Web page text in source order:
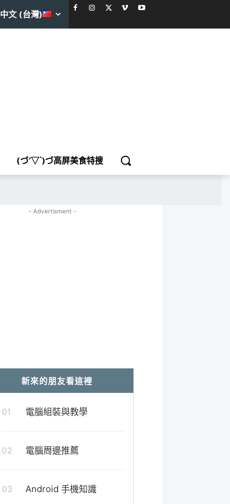
中文 (台灣)
(づ′▽`)づ高屏美食特搜
- Advertisment -
新來的朋友看這裡
01 電腦組裝與教學
02 電腦周邊推薦
03 Android 手機知識